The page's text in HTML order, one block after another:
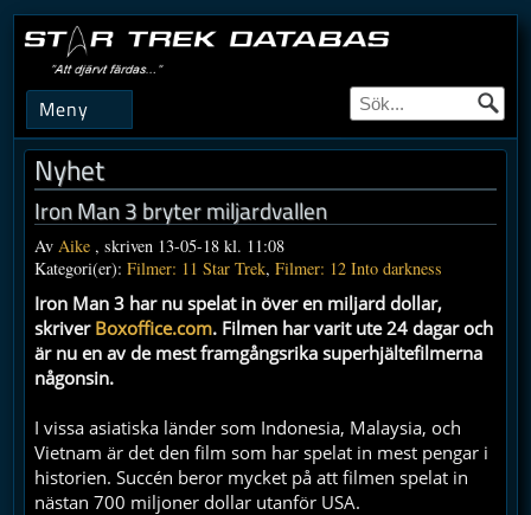
Nyhet
Iron Man 3 bryter miljardvallen
AvAike , skriven 13-05-18 kl. 11:08
Kategori(er):Filmer: 11 Star Trek,Filmer: 12 Into darkness
Iron Man 3 har nu spelat in över en miljard dollar,
skriver Boxoffice.com. Filmen har varit ute 24 dagar och
är nu en av de mest framgångsrika superhjältefilmerna
någonsin.
I vissa asiatiska länder som Indonesia, Malaysia, och
Vietnam är det den film som har spelat in mest pengar i
historien. Succén beror mycket på att filmen spelat in
nästan 700 miljoner dollar utanför USA.
Meny